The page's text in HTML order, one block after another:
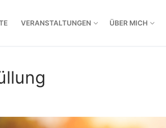
VERANSTALTUNGEN ÜBER MICH